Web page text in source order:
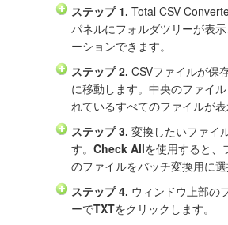
ステップ 1. Total CSV
パネルにフォルダツリーが表
ーションできます。
ステップ 2. CSVファイルが保
に移動します。中央のファイ
れているすべてのファイルが表
ステップ 3. 変換したいファイ
す。 Check Allを使用すると、
のファイルをバッチ変換用に選
ステップ 4. ウィンドウ上部の
ーでTXTをクリックします。